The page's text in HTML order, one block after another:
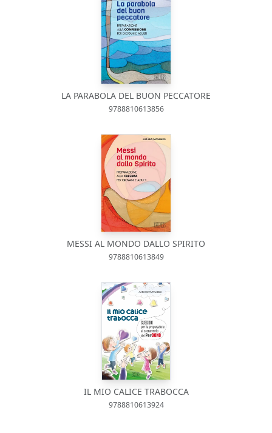
LA PARABOLA DEL BUON PECCATORE
9788810613856
MESSI AL MONDO DALLO SPIRITO
9788810613849
IL MIO CALICE TRABOCCA
9788810613924